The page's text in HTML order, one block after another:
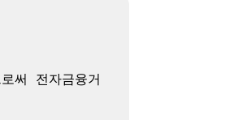
써 전자금융거